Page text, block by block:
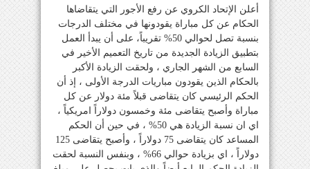
أعلن الإتحاد الكروي عن رفع الأجور التي يتقاضاها
الحكام عن كل مباراة يقودونها في مختلف الدرجات
بنسبة تصل لحوالي 50% تقريباً، على أن يبدأ العمل
بتطبيق الزيادة الجديدة من تاريخ التعميم الأخير في
السابع من الشهر الجاري ، ولحقت الزيادة الأكبر
بالحكام الذين يقودون مباريات الدرجة الأولى ، إذ أن
الحكم الرئيسي كان يتقاضى قبلاً مئة دولار عن كل
مباراة وأصبح يتقاضى مئة وخمسون دولاراً امريكياً ،
اي ان نسبة الزيادة هي 50% ، في حين أن الحكم
المساعد كان يتقاضى 75 دولاراً ، وأصبح يتقاضى 125
دولاراً ، اي بزيادة حوالي 66% ، وبنفس النسبة لحقت